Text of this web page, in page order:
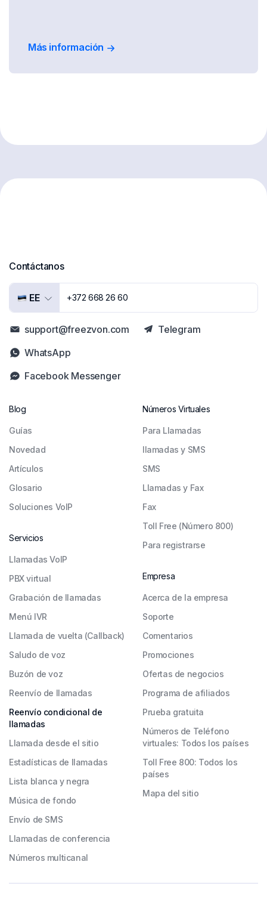
Más información
Contáctanos
EE +372 668 26 60
support@freezvon.com
Facebook Messenger
Telegram
WhatsApp
Blog
Guías
Novedad
Artículos
Glosario
Soluciones VoIP
Servicios
Llamadas VoIP
PBX virtual
Grabación de llamadas
Menú IVR
Llamada de vuelta (Callback)
Saludo de voz
Buzón de voz
Reenvío de llamadas
Reenvío condicional de
llamadas
Llamada desde el sitio
Estadísticas de llamadas
Lista blanca y negra
Música de fondo
Envío de SMS
Llamadas de conferencia
Números multicanal
Números Virtuales
Para Llamadas
llamadas y SMS
SMS
Llamadas y Fax
Fax
Toll Free (Número 800)
Para registrarse
Empresa
Acerca de la empresa
Soporte
Comentarios
Promociones
Ofertas de negocios
Programa de afiliados
Prueba gratuita
Números de Teléfono
virtuales: Todos los países
Toll Free 800: Todos los
países
Mapa del sitio